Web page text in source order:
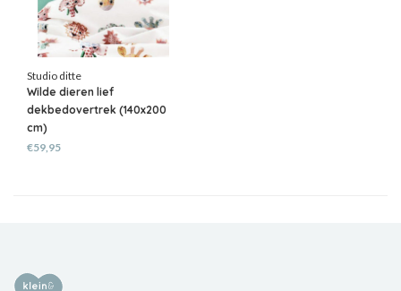
Studio ditte
Wilde dieren lief
dekbedovertrek (140x200
cm)
€59,95